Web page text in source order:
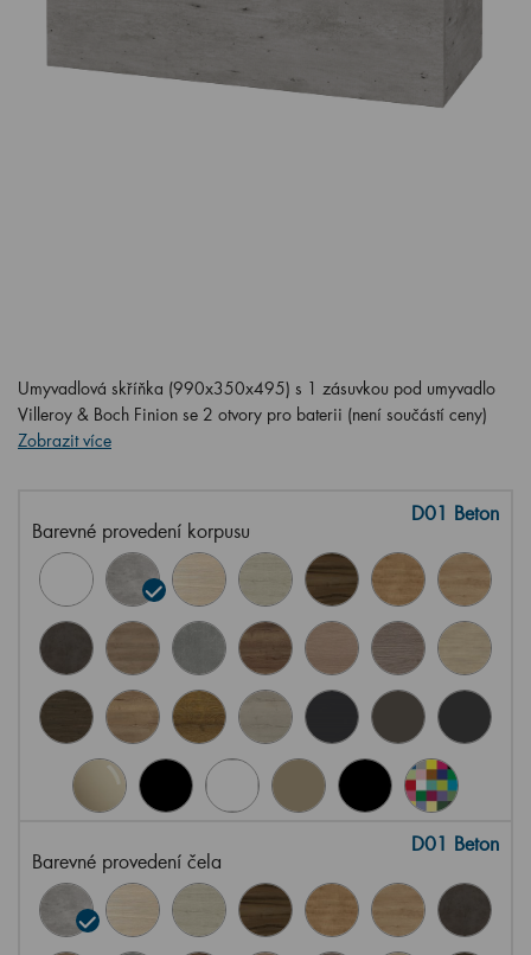
Umyvadlová skříňka (990x350x495) s 1 zásuvkou pod umyvadlo
Villeroy & Boch Finion se 2 otvory pro baterii (není součástí ceny)
Zobrazit více
Barevné provedení korpusu
D01 Beton
Barevné provedení čela
D01 Beton